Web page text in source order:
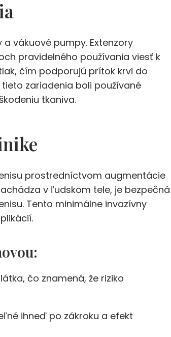
vákuové pumpy. Extenzory
pravidelného používania viesť k
čím podporujú prítok krvi do
zariadenia boli používané
tkaniva.
prostredníctvom augmentácie
v ľudskom tele, je bezpečná
Tento minimálne invazívny
čo znamená, že riziko
ihneď po zákroku a efekt